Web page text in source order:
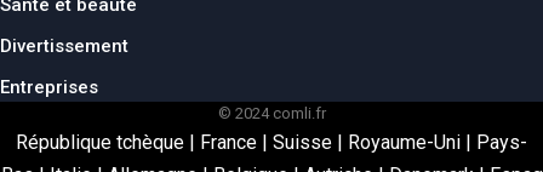
Santé et beauté
Divertissement
Entreprises
© 2024 comli.fr
République tchèque | France | Suisse | Royaume-Uni | Pays-